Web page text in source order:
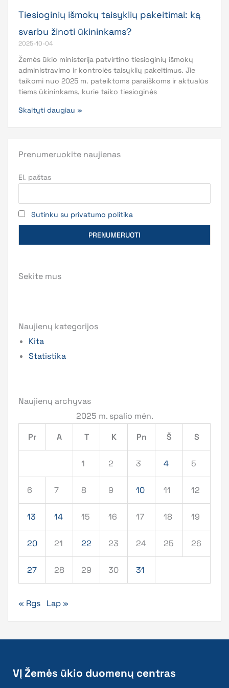
Tiesioginių išmokų taisyklių pakeitimai: ką
svarbu žinoti ūkininkams?
2025-10-04
Žemės ūkio ministerija patvirtino tiesioginių išmokų
administravimo ir kontrolės taisyklių pakeitimus. Jie
taikomi nuo 2025 m. pateiktoms paraiškoms ir aktualūs
tiems ūkininkams, kurie taiko tiesioginės
Skaityti daugiau »
Prenumeruokite naujienas
El. paštas
Sutinku su privatumo politika
Sekite mus
Naujienų kategorijos
Kita
Statistika
Naujienų archyvas
2025 m. spalio mėn.
Pr
A T K Pn Š S
1 2 3 4 5
6 7 8 9 10 11 12
13 14 15 16 17 18 19
20 21 22 23 24 25 26
27 28 29 30 31
« Rgs Lap »
VĮ Žemės ūkio duomenų centras